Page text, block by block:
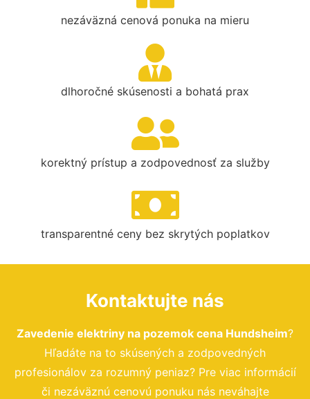
nezáväzná cenová ponuka na mieru
dlhoročné skúsenosti a bohatá prax
korektný prístup a zodpovednosť za služby
transparentné ceny bez skrytých poplatkov
Kontaktujte nás
Zavedenie elektriny na pozemok cena Hundsheim?
Hľadáte na to skúsených a zodpovedných
profesionálov za rozumný peniaz? Pre viac informácií
či nezáväznú cenovú ponuku nás neváhajte